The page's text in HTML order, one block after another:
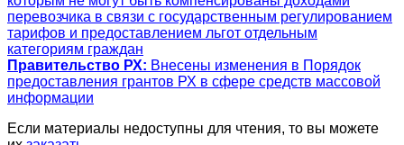
перевозчика в связи с государственным регулированием
тарифов и предоставлением льгот отдельным
категориям граждан
Правительство РХ: Внесены изменения в Порядок
предоставления грантов РХ в сфере средств массовой
информации
Если материалы недоступны для чтения, то вы можете